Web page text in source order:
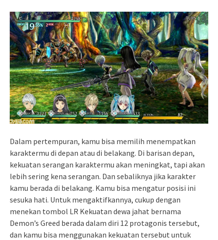
Dalam pertempuran, kamu bisa memilih menempatkan
karaktermu di depan atau di belakang. Di barisan depan,
kekuatan serangan karaktermu akan meningkat, tapi akan
lebih sering kena serangan. Dan sebaliknya jika karakter
kamu berada di belakang. Kamu bisa mengatur posisi ini
sesuka hati. Untuk mengaktifkannya, cukup dengan
menekan tombol LR Kekuatan dewa jahat bernama
Demon’s Greed berada dalam diri 12 protagonis tersebut,
dan kamu bisa menggunakan kekuatan tersebut untuk